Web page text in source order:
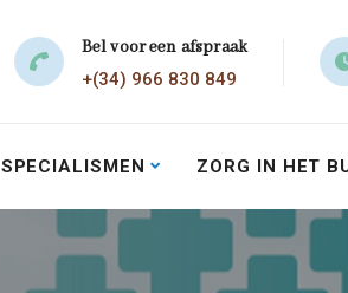
Bel voor een afspraak
+(34) 966 830 849
SPECIALISMEN ZORG IN HET